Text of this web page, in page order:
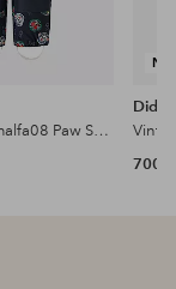
Overalls Nmmalfa08 Paw Softshell Suit C
700